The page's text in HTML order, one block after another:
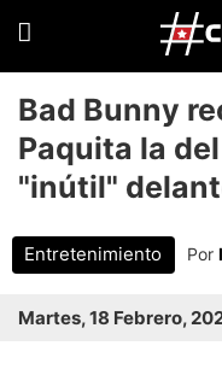
Bad Bunny
Paquita la
"inútil"
Entretenimiento Por
Martes, 18 Febrero,